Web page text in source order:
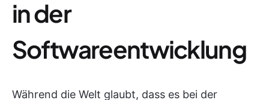
in der
Softwareentwicklung
Während die Welt glaubt, dass es bei der